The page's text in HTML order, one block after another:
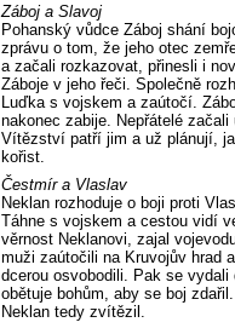
Záboj a Slavoj
Pohanský vůdce Záboj shání
zprávu o tom, že jeho otec
a začali rozkazovat, přinesli i
Záboje v jeho řeči. Společně
Luďka s vojskem a zaútočí.
nakonec zabije. Nepřátelé
Vítězství patří jim a už plánují,
kořist.
Čestmír a Vlaslav
Neklan rozhoduje o boji proti
Táhne s vojskem a cestou vidí
věrnost Neklanovi, zajal
muži zaútočili na Kruvojův hrad
dcerou osvobodili. Pak se
obětuje bohům, aby se boj
Neklan tedy zvítězil.